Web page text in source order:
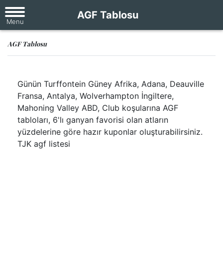
AGF Tablosu
AGF Tablosu
Günün Turffontein Güney Afrika, Adana, Deauville
Fransa, Antalya, Wolverhampton İngiltere,
Mahoning Valley ABD, Club koşularına AGF
tabloları, 6'lı ganyan favorisi olan atların
yüzdelerine göre hazır kuponlar oluşturabilirsiniz.
TJK agf listesi